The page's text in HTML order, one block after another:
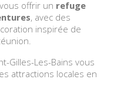
offrir un refuge
, avec des
inspirée de
Gilles-Les-Bains vous
attractions locales en